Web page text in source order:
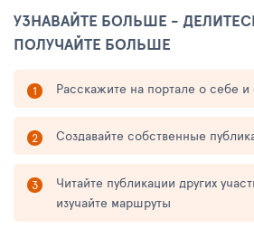
УЗНАВАЙТЕ БОЛЬШЕ -
ПОЛУЧАЙТЕ БОЛЬШЕ
Расскажите на портале о себе и
Создавайте собственные
Читайте публикации других
изучайте маршруты